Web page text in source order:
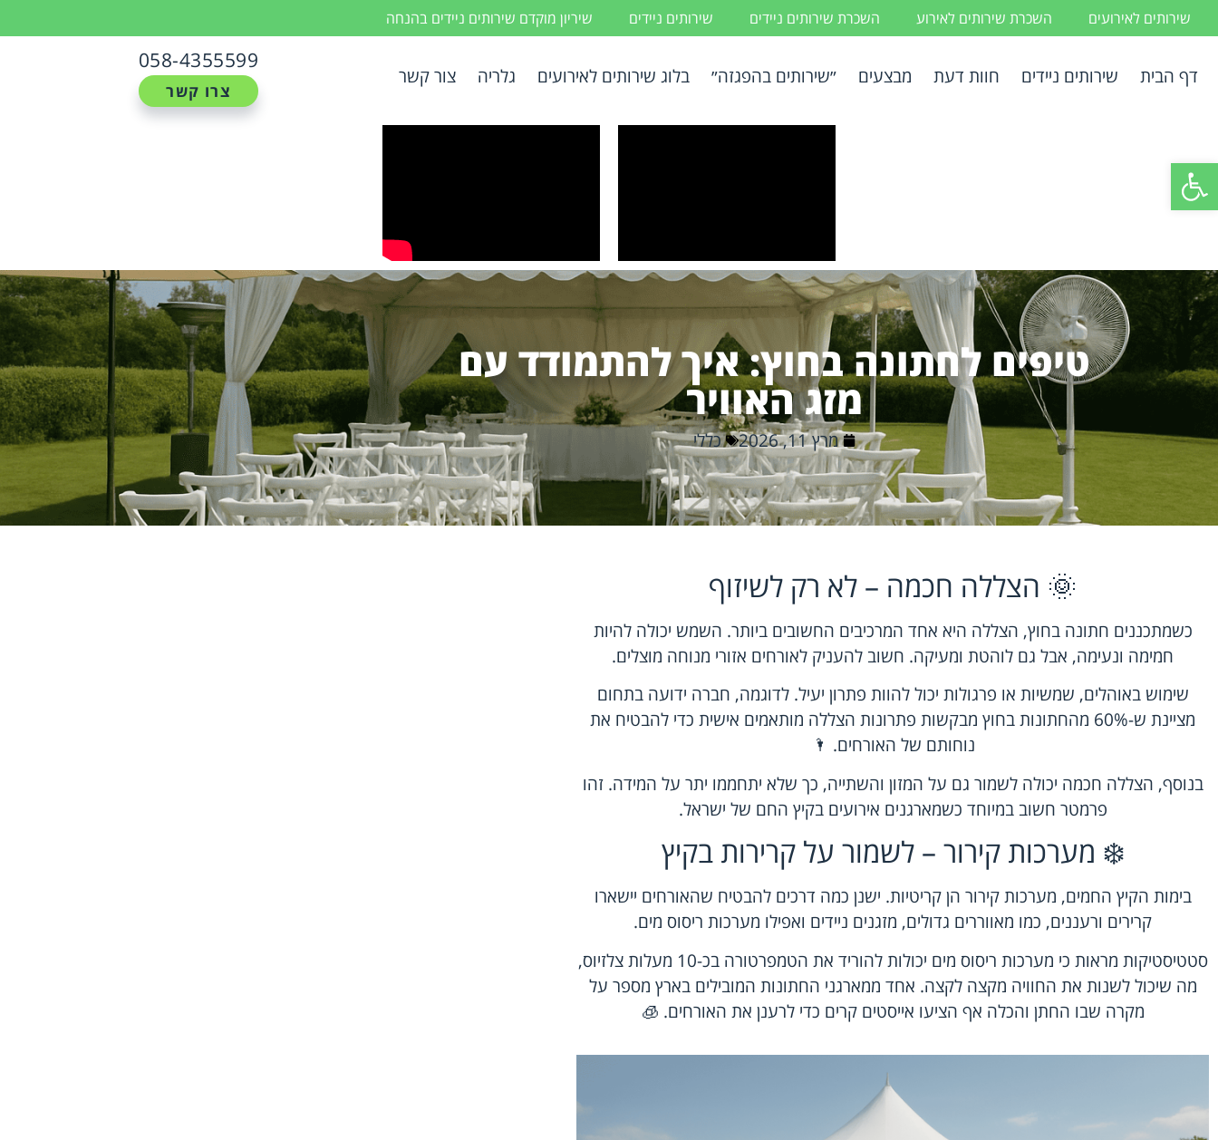
פתח סרגל נגישות
שירותים לאירועים השכרת שירותים לאירוע השכרת שירותים ניידים שירותים ניידים שיריון מוקדם שירותים ניידים בהנחה
דף הבית שירותים ניידים חוות דעת מבצעים ״שירותים בהפגזה״ בלוג שירותים לאירועים גלריה צור קשר
058-4355599
צרו קשר
טיפים לחתונה בחוץ: איך להתמודד עם
מזג האוויר
מרץ 11, 2026 כללי
🌞 הצללה חכמה – לא רק לשיזוף
כשמתכננים חתונה בחוץ, הצללה היא אחד המרכיבים החשובים ביותר. השמש יכולה להיות
חמימה ונעימה, אבל גם לוהטת ומעיקה. חשוב להעניק לאורחים אזורי מנוחה מוצלים.
שימוש באוהלים, שמשיות או פרגולות יכול להוות פתרון יעיל. לדוגמה, חברה ידועה בתחום
מציינת ש-60% מהחתונות בחוץ מבקשות פתרונות הצללה מותאמים אישית כדי להבטיח את
נוחותם של האורחים. 🌂
בנוסף, הצללה חכמה יכולה לשמור גם על המזון והשתייה, כך שלא יתחממו יתר על המידה. זהו
פרמטר חשוב במיוחד כשמארגנים אירועים בקיץ החם של ישראל.
❄️ מערכות קירור – לשמור על קרירות בקיץ
בימות הקיץ החמים, מערכות קירור הן קריטיות. ישנן כמה דרכים להבטיח שהאורחים יישארו
קרירים ורעננים, כמו מאווררים גדולים, מזגנים ניידים ואפילו מערכות ריסוס מים.
סטטיסטיקות מראות כי מערכות ריסוס מים יכולות להוריד את הטמפרטורה בכ-10 מעלות צלזיוס,
מה שיכול לשנות את החוויה מקצה לקצה. אחד ממארגני החתונות המובילים בארץ מספר על
מקרה שבו החתן והכלה אף הציעו אייסטים קרים כדי לרענן את האורחים. 🧊